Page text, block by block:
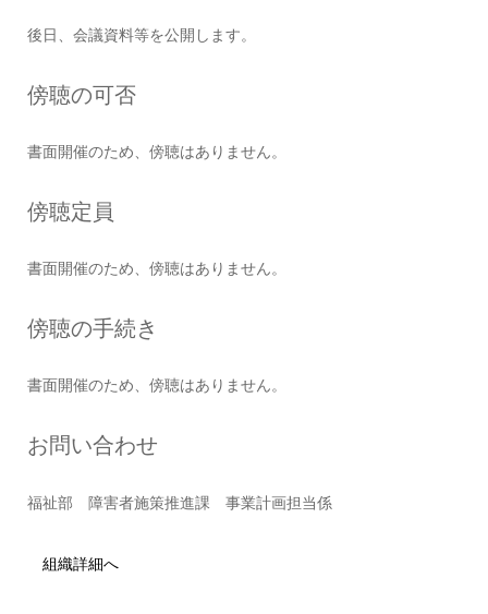
後日、会議資料等を公開します。
傍聴の可否
書面開催のため、傍聴はありません。
傍聴定員
書面開催のため、傍聴はありません。
傍聴の手続き
書面開催のため、傍聴はありません。
お問い合わせ
福祉部 障害者施策推進課 事業計画担当係
組織詳細へ